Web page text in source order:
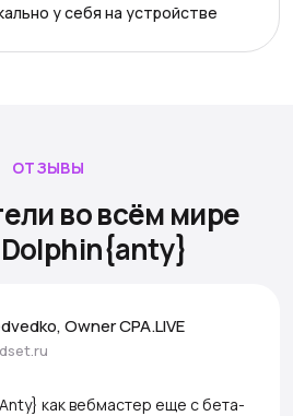
у себя на устройстве
ОТЗЫВЫ
во всём мире
Owner CPA.LIVE
как вебмастер еще с бета-